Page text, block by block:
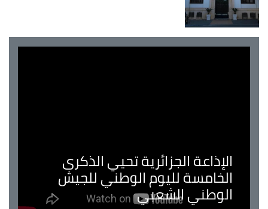
الإذاعة الجزائرية تحيي الذكرى
الخامسة لليوم الوطني للجيش
الوطني الشعبي